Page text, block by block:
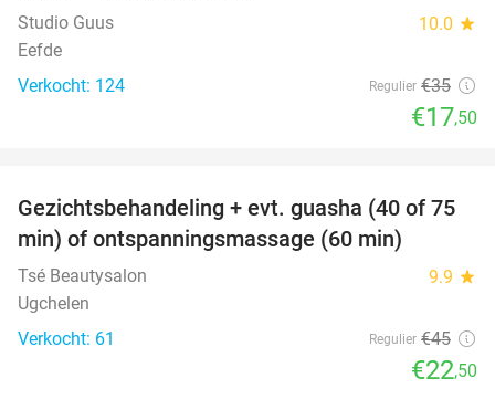
Studio Guus 10.0 star
Eefde
Verkocht: 124
Regulier €35
€17,50
50%
Gezichtsbehandeling + evt. guasha (40 of 75
min) of ontspanningsmassage (60 min)
Tsé Beautysalon 9.9 star
Ugchelen
Verkocht: 61
Regulier €45
€22,50